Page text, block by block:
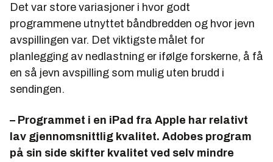
Det var store variasjoner i hvor godt
programmene utnyttet båndbredden og hvor jevn
avspillingen var. Det viktigste målet for
planlegging av nedlastning er ifølge forskerne, å få
en så jevn avspilling som mulig uten brudd i
sendingen.
– Programmet i en iPad fra Apple har relativt
lav gjennomsnittlig kvalitet. Adobes program
på sin side skifter kvalitet ved selv mindre